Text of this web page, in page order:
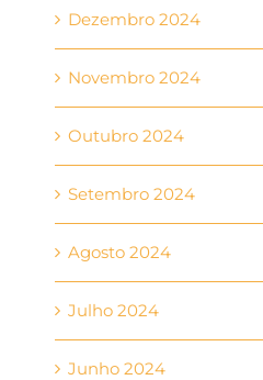
Dezembro 2024
Novembro 2024
Outubro 2024
Setembro 2024
Agosto 2024
Julho 2024
Junho 2024